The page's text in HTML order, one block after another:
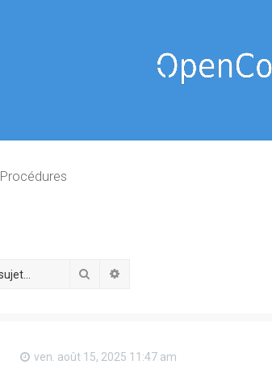
Procédures
Rechercher
ven. août 15, 2025 11:47 am